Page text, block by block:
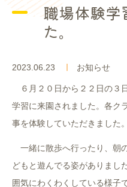
アクセス
採用情報
ここのっす便り
職場体験学
た。
2023.06.23 お知らせ
６月２０日から２２日の３
学習に来園されました。各ク
事を体験していただきました。
一緒に散歩へ行ったり、朝
どもと遊んでる姿がありまし
囲気にわくわくしている様子